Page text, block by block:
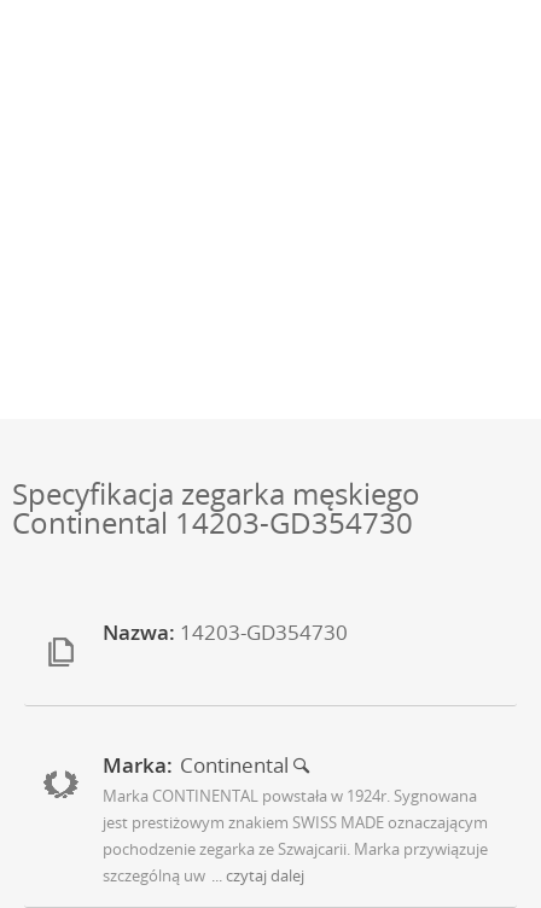
Specyfikacja zegarka męskiego
Continental 14203-GD354730
Nazwa: 14203-GD354730
Marka: Continental
Marka CONTINENTAL powstała w 1924r. Sygnowana
jest prestiżowym znakiem SWISS MADE oznaczającym
pochodzenie zegarka ze Szwajcarii. Marka przywiązuje
szczególną uw ... czytaj dalej